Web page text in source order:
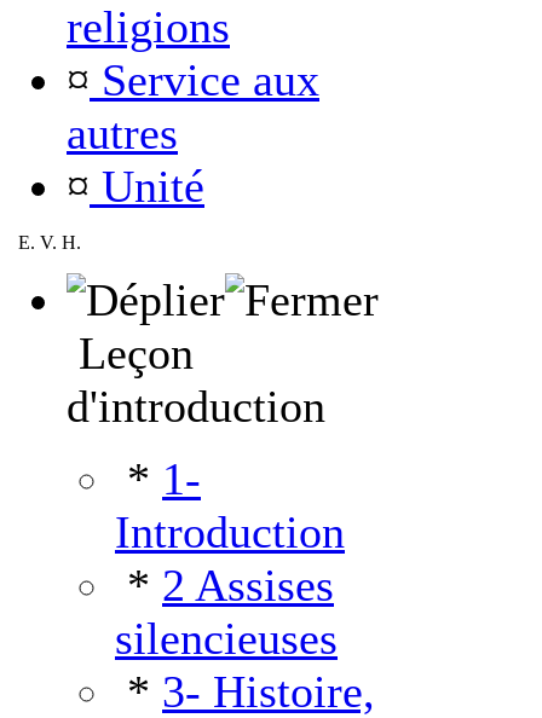
religions
¤ Service aux
autres
¤ Unité
E. V. H.
Leçon
d'introduction
* 1-
Introduction
* 2 Assises
silencieuses
* 3- Histoire,